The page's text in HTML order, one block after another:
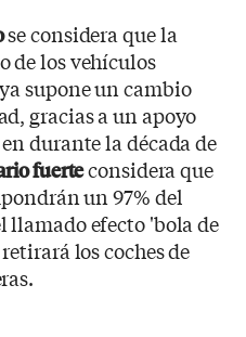
se considera que la
de los vehículos
supone un cambio
gracias a un apoyo
durante la década de
fuerteconsidera que
un 97% del
llamado efecto 'bola de
los coches de